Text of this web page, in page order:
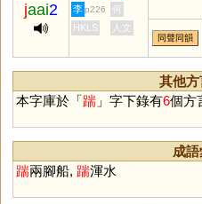
jaai2 李 p226
何
HKLS
人文
同聲同韻
其他
本字庫於「踹」字下錄有6個方
成
踹兩腳船, 踹渾水